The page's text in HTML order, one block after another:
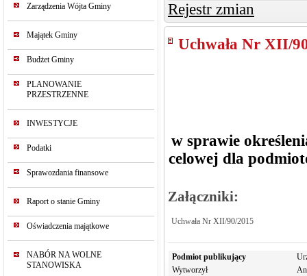
Zarządzenia Wójta Gminy
Majątek Gminy
Budżet Gminy
PLANOWANIE
PRZESTRZENNE
INWESTYCJE
Podatki
Sprawozdania finansowe
Raport o stanie Gminy
Oświadczenia majątkowe
NABÓR NA WOLNE
STANOWISKA
Rejestr zmian
Uchwała Nr XII/
w sprawie
celowej dla
Załączniki:
Uchwała Nr XII/90/2015
Podmiot publikujący
Wytworzył